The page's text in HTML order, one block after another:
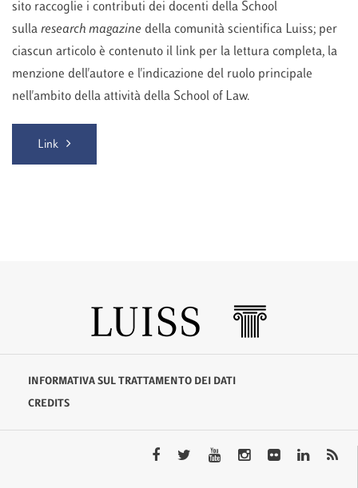
sito raccoglie i contributi dei docenti della School
sulla research magazinedella comunità scientifica Luiss; per
ciascun articolo è contenuto il link per la lettura completa, la
menzione dell'autore e l'indicazione del ruolo principale
nell'ambito della attività della School of Law.
Link
INFORMATIVA SUL TRATTAMENTO DEI DATI
CREDITS